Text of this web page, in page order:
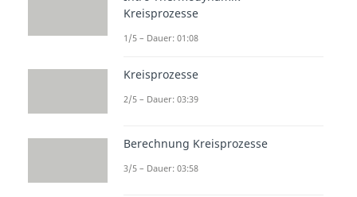
Kreisprozesse
1/5 – Dauer: 01:08
Kreisprozesse
2/5 – Dauer: 03:39
Berechnung Kreisprozesse
3/5 – Dauer: 03:58